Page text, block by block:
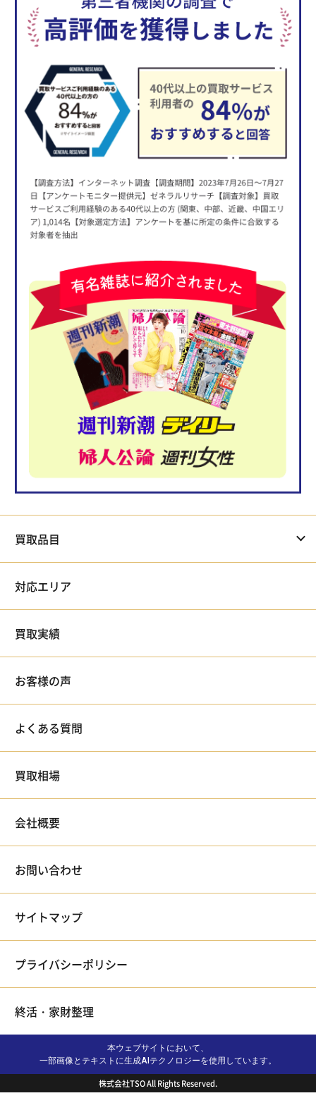
買取品目
対応エリア
買取実績
お客様の声
よくある質問
買取相場
会社概要
お問い合わせ
サイトマップ
プライバシーポリシー
終活・家財整理
本ウェブサイトにおいて、
一部画像とテキストに生成AIテクノロジーを使用しています。
株式会社TSO All Rights Reserved.